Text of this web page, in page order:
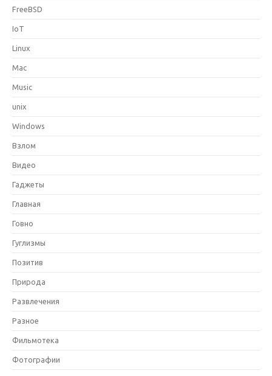
FreeBSD
IoT
Linux
Mac
Music
unix
Windows
Взлом
Видео
Гаджеты
Главная
Говно
Гуглизмы
Позитив
Природа
Развлечения
Разное
Фильмотека
Фотографии